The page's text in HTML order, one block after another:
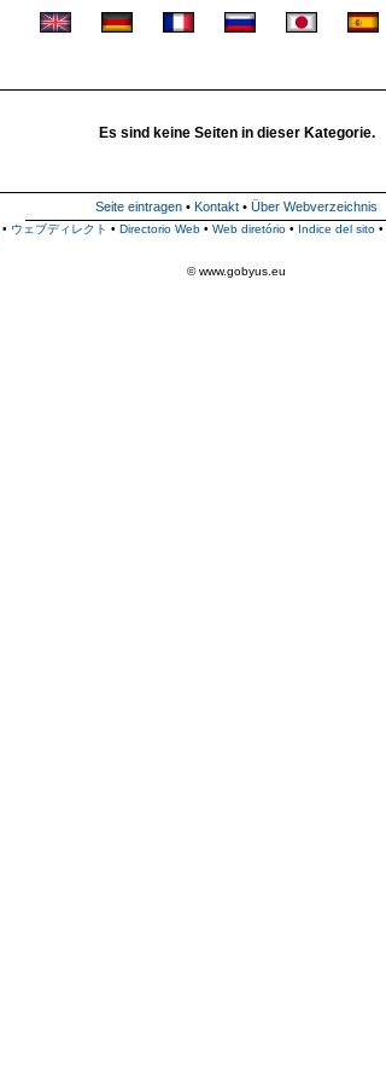
Es sind keine Seiten in dieser Kategorie.
Seite eintragen • Kontakt • Über Webverzeichnis
• ウェブディレクト • Directorio Web • Web diretório • Indice del sito •
© www.gobyus.eu